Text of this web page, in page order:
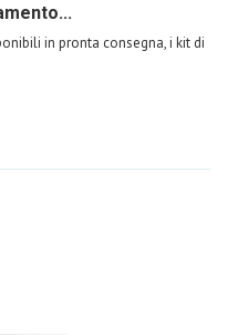
in pronta consegna, i kit di